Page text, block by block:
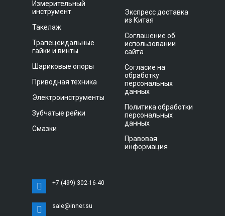
Измерительный
инструмент
Такелаж
Трапецеидальные
гайки и винты
Шариковые опоры
Приводная техника
Электроинструменты
Зубчатые рейки
Смазки
Экспресс доставка
из Китая
Соглашение об
использовании
сайта
Согласие на
обработку
персональных
данных
Политика обработки
персональных
данных
Правовая
информация
+7 (499) 302-16-40
sale@inner.su